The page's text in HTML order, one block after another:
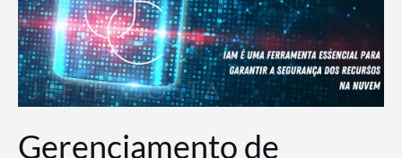
Gerenciamento de